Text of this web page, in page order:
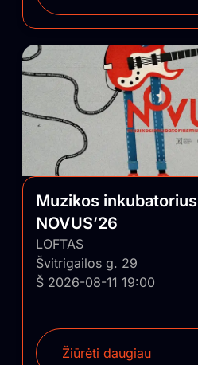
Muzikos inkubatorius
NOVUS’26
LOFTAS
Švitrigailos g. 29
Š 2026-08-11 19:00
Žiūrėti daugiau